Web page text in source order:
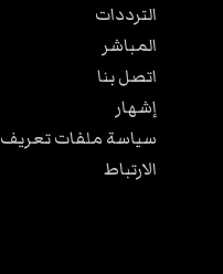
الترددات
المباشر
اتصل بنا
إشهار
سياسة ملفات تعريف
الارتباط